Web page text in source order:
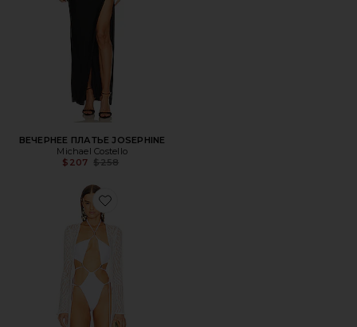
ВЕЧЕРНЕЕ ПЛАТЬЕ JOSEPHINE
Michael Costello
$207 Previous price:
$258
Favorite ХАЛАТ RYLAND